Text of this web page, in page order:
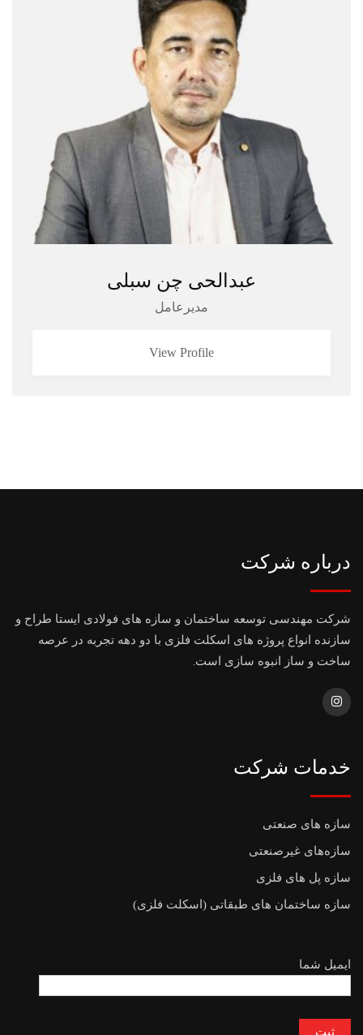
عبدالحی چن سبلی
مدیرعامل
View Profile
درباره شرکت
شرکت مهندسی توسعه ساختمان و سازه های فولادی ایستا طراح و
سازنده انواع پروژه های اسکلت فلزی با دو دهه تجربه در عرصه
ساخت و ساز انبوه سازی است.
خدمات شرکت
سازه های صنعتی
سازه‌های غیرصنعتی
سازه پل های فلزی
سازه ساختمان های طبقاتی (اسکلت فلزی)
ایمیل شما